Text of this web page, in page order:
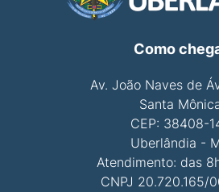
Como
Av. João Naves de
Santa
CEP: 38408-
Uberlândia -
Atendimento: das
CNPJ 20.720.165/